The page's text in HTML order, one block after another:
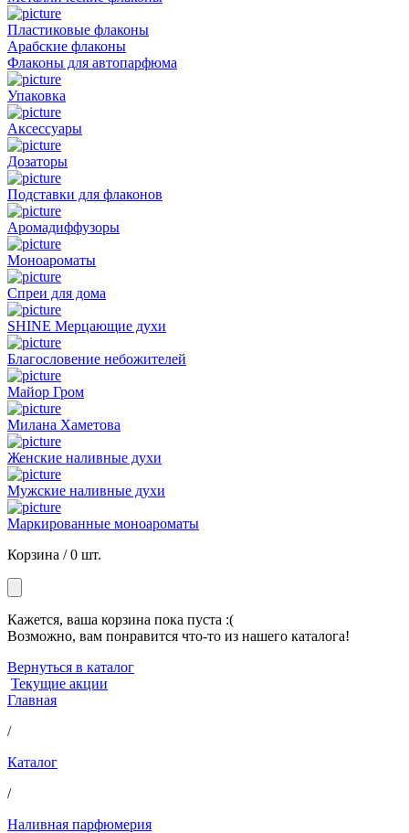
Пластиковые флаконы
Арабские флаконы
Флаконы для автопарфюма
Упаковка
Аксессуары
Дозаторы
Подставки для флаконов
Аромадиффузоры
Моноароматы
Спреи для дома
SHINE Мерцающие духи
Благословение небожителей
Майор Гром
Милана Хаметова
Женские наливные духи
Мужские наливные духи
Маркированные моноароматы
Корзина /0 шт.
Кажется, ваша корзина пока пуста :(
Возможно, вам понравится что-то из нашего каталога!
Вернуться в каталог
Текущие акции
Главная
/
Каталог
/
Наливная парфюмерия